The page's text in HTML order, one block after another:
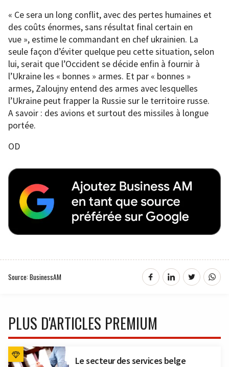
« Ce sera un long conflit, avec des pertes humaines et
des coûts énormes, sans résultat final certain en
vue », estime le commandant en chef ukrainien. La
seule façon d’éviter quelque peu cette situation, selon
lui, serait que l’Occident se décide enfin à fournir à
l’Ukraine les « bonnes » armes. Et par « bonnes »
armes, Zaloujny entend des armes avec lesquelles
l’Ukraine peut frapper la Russie sur le territoire russe.
A savoir : des avions et surtout des missiles à longue
portée.
OD
Source: BusinessAM
PLUS D'ARTICLES PREMIUM
Le secteur des services belge